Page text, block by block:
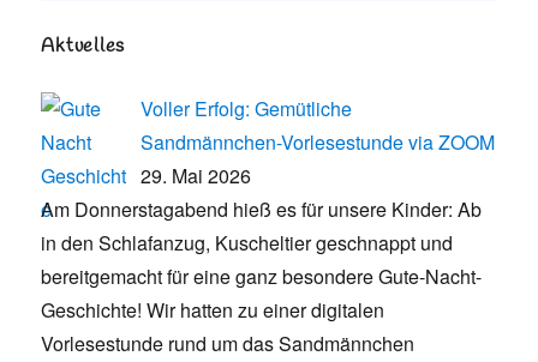
Aktuelles
Voller Erfolg: Gemütliche
Sandmännchen-Vorlesestunde via ZOOM
29. Mai 2026
Am Donnerstagabend hieß es für unsere Kinder: Ab
in den Schlafanzug, Kuscheltier geschnappt und
bereitgemacht für eine ganz besondere Gute-Nacht-
Geschichte! Wir hatten zu einer digitalen
Vorlesestunde rund um das Sandmännchen